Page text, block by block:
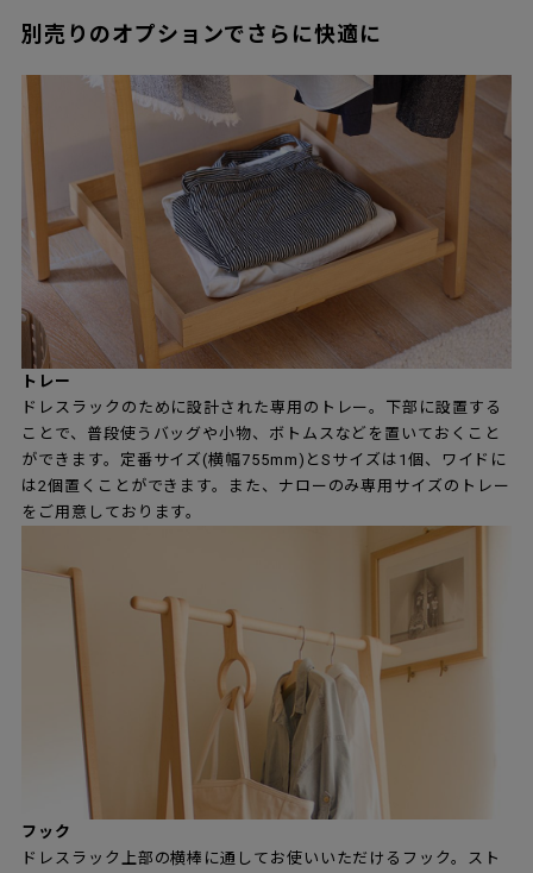
別売りのオプションでさらに快適に
トレー
ドレスラックのために設計された専用のトレー。下部に設置する
ことで、普段使うバッグや小物、ボトムスなどを置いておくこと
ができます。定番サイズ(横幅755mm)とSサイズは1個、ワイドに
は2個置くことができます。また、ナローのみ専用サイズのトレー
をご用意しております。
フック
ドレスラック上部の横棒に通してお使いいただけるフック。スト